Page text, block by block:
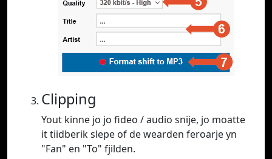
Clipping
Yout kinne jo jo fideo / audio snije, jo moatte
it tiidberik slepe of de wearden feroarje yn
"Fan" en "To" fjilden.